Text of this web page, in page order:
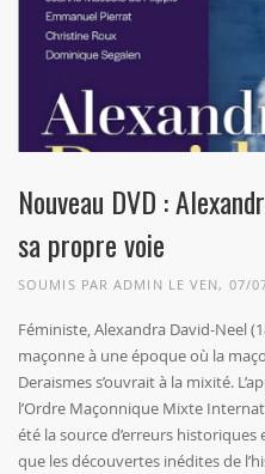
Nouveau DVD :
sa propre voie
SOUMIS PARADMIN LE VEN, 07/
Féministe, Alexandra David-Neel
maçonne à une époque où la
Deraismes s’ouvrait à la mixité.
l’Ordre Maçonnique Mixte
été la source d’erreurs
que les découvertes inédites de